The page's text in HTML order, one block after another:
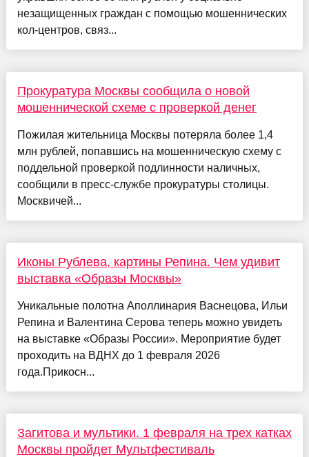
незащищенных граждан с помощью мошеннических
кол-центров, связ...
Прокуратура Москвы сообщила о новой
мошеннической схеме с проверкой денег
Пожилая жительница Москвы потеряла более 1,4
млн рублей, попавшись на мошенническую схему с
поддельной проверкой подлинности наличных,
сообщили в пресс-службе прокуратуры столицы.
Москвичей...
Иконы Рублева, картины Репина. Чем удивит
выставка «Образы Москвы»
Уникальные полотна Аполлинария Васнецова, Ильи
Репина и Валентина Серова теперь можно увидеть
на выставке «Образы России». Мероприятие будет
проходить на ВДНХ до 1 февраля 2026
года.Прикосн...
Загитова и мультики. 1 февраля на трех катках
Москвы пройдет Мультфестиваль